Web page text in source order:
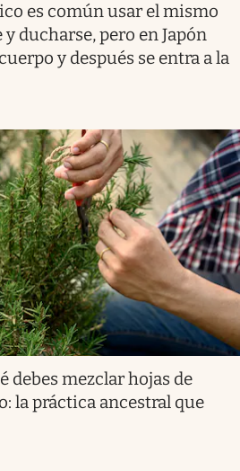
es común usar el mismo
ducharse, pero en Japón
y después se entra a la
debes mezclar hojas de
la práctica ancestral que